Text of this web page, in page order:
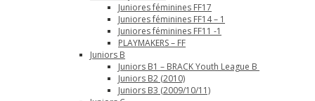
Juniores féminines FF17
Juniores féminines FF14 – 1
Juniores féminines FF11 -1
PLAYMAKERS – FF
Juniors B
Juniors B1 – BRACK Youth League B
Juniors B2 (2010)
Juniors B3 (2009/10/11)